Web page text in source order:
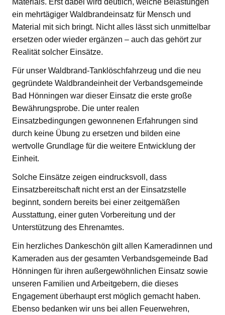
ein mehrtägiger Waldbrandeinsatz für Mensch und
Material mit sich bringt. Nicht alles lässt sich unmittelbar
ersetzen oder wieder ergänzen – auch das gehört zur
Realität solcher Einsätze.
Für unser Waldbrand-Tanklöschfahrzeug und die neu
gegründete Waldbrandeinheit der Verbandsgemeinde
Bad Hönningen war dieser Einsatz die erste große
Bewährungsprobe. Die unter realen
Einsatzbedingungen gewonnenen Erfahrungen sind
durch keine Übung zu ersetzen und bilden eine
wertvolle Grundlage für die weitere Entwicklung der
Einheit.
Solche Einsätze zeigen eindrucksvoll, dass
Einsatzbereitschaft nicht erst an der Einsatzstelle
beginnt, sondern bereits bei einer zeitgemäßen
Ausstattung, einer guten Vorbereitung und der
Unterstützung des Ehrenamtes.
Ein herzliches Dankeschön gilt allen Kameradinnen und
Kameraden aus der gesamten Verbandsgemeinde Bad
Hönningen für ihren außergewöhnlichen Einsatz sowie
unseren Familien und Arbeitgebern, die dieses
Engagement überhaupt erst möglich gemacht haben.
Ebenso bedanken wir uns bei allen Feuerwehren,